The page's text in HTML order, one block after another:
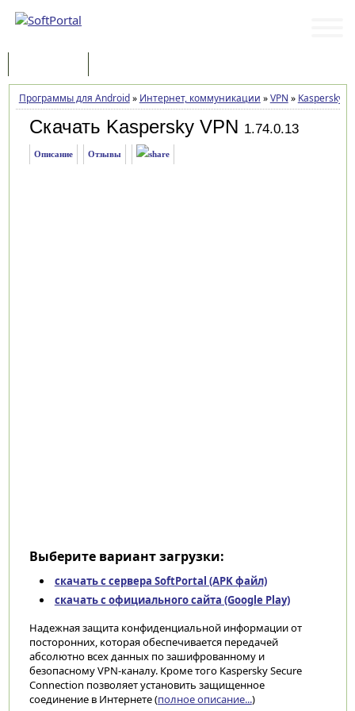
Программы для Android» Интернет, коммуникации »VPN » Kaspersky
Скачать Kaspersky VPN 1.74.0.13
Описание Отзывы
Выберите вариант загрузки:
скачать с сервера SoftPortal (APK файл)
скачать с официального сайта (Google Play)
Надежная защита конфиденциальной информации от
посторонних, которая обеспечивается передачей
абсолютно всех данных по зашифрованному и
безопасному VPN-каналу. Кроме того Kaspersky Secure
Connection позволяет установить защищенное
соединение в Интернете (полное описание...)